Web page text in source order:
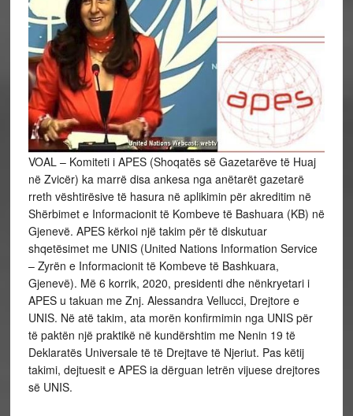
VOAL – Komiteti i APES (Shoqatës së Gazetarëve të Huaj
në Zvicër) ka marrë disa ankesa nga anëtarët gazetarë
rreth vështirësive të hasura në aplikimin për akreditim në
Shërbimet e Informacionit të Kombeve të Bashuara (KB) në
Gjenevë. APES kërkoi një takim për të diskutuar
shqetësimet me UNIS (United Nations Information Service
– Zyrën e Informacionit të Kombeve të Bashkuara,
Gjenevë). Më 6 korrik, 2020, presidenti dhe nënkryetari i
APES u takuan me Znj. Alessandra Vellucci, Drejtore e
UNIS. Në atë takim, ata morën konfirmimin nga UNIS për
të paktën një praktikë në kundërshtim me Nenin 19 të
Deklaratës Universale të të Drejtave të Njeriut. Pas këtij
takimi, dejtuesit e APES ia dërguan letrën vijuese drejtores
së UNIS.